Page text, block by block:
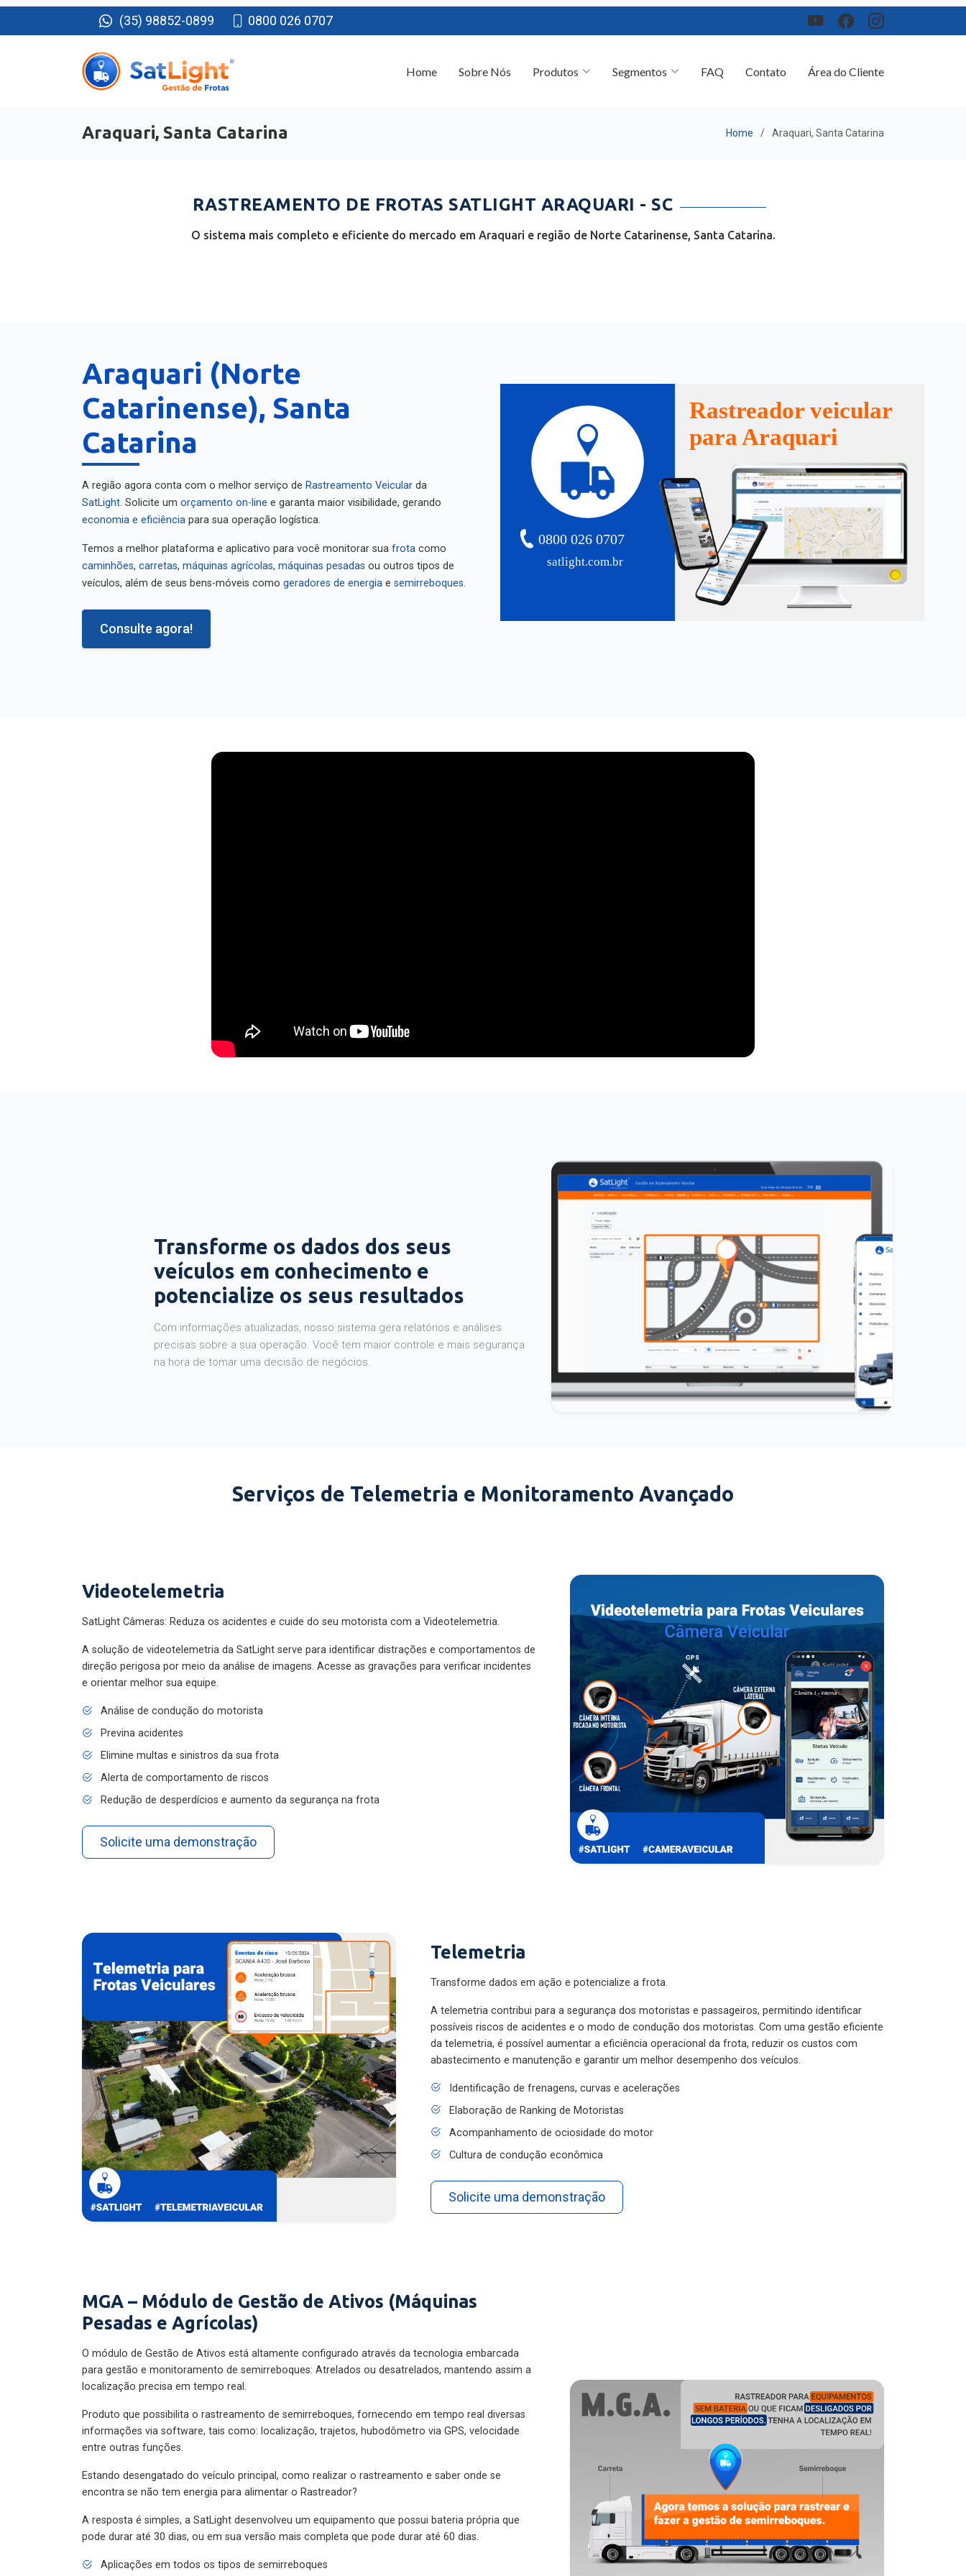
(35) 98852-0899 0800 026 0707
Área do Cliente
Araquari, Santa Catarina Home Araquari, Santa Catarina
RASTREAMENTO DE FROTAS SATLIGHT ARAQUARI - SC
O sistema mais completo e eficiente do mercado em Araquari e região de Norte Catarinense, Santa Catarina.
Araquari (Norte
Catarinense), Santa
Catarina
A região agora conta com o melhor serviço de Rastreamento Veicular da
SatLight . Solicite um orçamento on-line e garanta maior visibilidade, gerando
economia e eficiência para sua operação logística.
Temos a melhor plataforma e aplicativo para você monitorar sua frota como
caminhões carretas máquinas agrícolas máquinas pesadas ou outros tipos de
veículos, além de seus bens-móveis como geradores de energia e semirreboques
Consulte agora!
satlight.com.br
0800 026 0707
Rastreador veicular
para Araquari
Transforme os dados dos seus
veículos em conhecimento e
potencialize os seus resultados
Com informações atualizadas, nosso sistema gera relatórios e análises
precisas sobre a sua operação. Você tem maior controle e mais segurança
na hora de tomar uma decisão de negócios.
Serviços de Telemetria e Monitoramento Avançado
Videotelemetria
SatLight Câmeras: Reduza os acidentes e cuide do seu motorista com a Videotelemetria.
A solução de videotelemetria da SatLight serve para identificar distrações e comportamentos de
direção perigosa por meio da análise de imagens. Acesse as gravações para verificar incidentes
e orientar melhor sua equipe.
Análise de condução do motorista
Previna acidentes
Elimine multas e sinistros da sua frota
Alerta de comportamento de riscos
Redução de desperdícios e aumento da segurança na frota
Solicite uma demonstração
Telemetria
Transforme dados em ação e potencialize a frota.
A telemetria contribui para a segurança dos motoristas e passageiros, permitindo identificar
possíveis riscos de acidentes e o modo de condução dos motoristas. Com uma gestão eficiente
da telemetria, é possível aumentar a eficiência operacional da frota, reduzir os custos com
abastecimento e manutenção e garantir um melhor desempenho dos veículos.
Identificação de frenagens, curvas e acelerações
Elaboração de Ranking de Motoristas
Acompanhamento de ociosidade do motor
Cultura de condução econômica
Solicite uma demonstração
MGA – Módulo de Gestão de Ativos (Máquinas
Pesadas e Agrícolas)
O módulo de Gestão de Ativos está altamente configurado através da tecnologia embarcada
para gestão e monitoramento de semirreboques: Atrelados ou desatrelados, mantendo assim a
localização precisa em tempo real.
Produto que possibilita o rastreamento de semirreboques, fornecendo em tempo real diversas
informações via software, tais como: localização, trajetos, hubodômetro via GPS, velocidade
entre outras funções.
Estando desengatado do veículo principal, como realizar o rastreamento e saber onde se
encontra se não tem energia para alimentar o Rastreador?
A resposta é simples, a SatLight desenvolveu um equipamento que possui bateria própria que
pode durar até 30 dias, ou em sua versão mais completa que pode durar até 60 dias.
Aplicações em todos os tipos de semirreboques